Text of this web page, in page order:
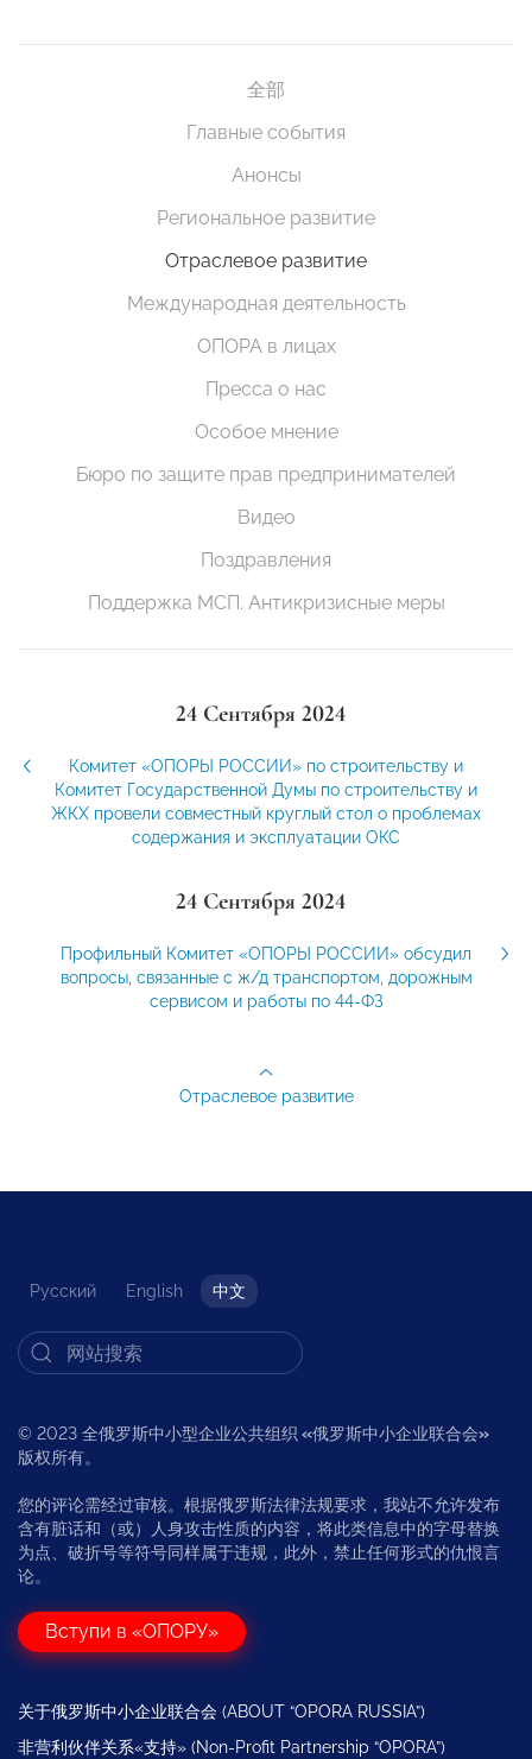
全部
Главные события
Анонсы
Региональное развитие
Отраслевое развитие
Международная деятельность
ОПОРА в лицах
Пресса о нас
Особое мнение
Бюро по защите прав предпринимателей
Видео
Поздравления
Поддержка МСП. Антикризисные меры
24 Сентября 2024
Комитет «ОПОРЫ РОССИИ» по строительству и
Комитет Государственной Думы по строительству и
ЖКХ провели совместный круглый стол о проблемах
содержания и эксплуатации ОКС
24 Сентября 2024
Профильный Комитет «ОПОРЫ РОССИИ» обсудил
вопросы, связанные с ж/д транспортом, дорожным
сервисом и работы по 44-ФЗ
Отраслевое развитие
Русский English 中文
© 2023 全俄罗斯中小型企业公共组织 «俄罗斯中小企业联合会»
版权所有。
您的评论需经过审核。根据俄罗斯法律法规要求，我站不允许发布
含有脏话和（或）人身攻击性质的内容，将此类信息中的字母替换
为点、破折号等符号同样属于违规，此外，禁止任何形式的仇恨言
论。
Вступи в «ОПОРУ»
关于俄罗斯中小企业联合会 (ABOUT “OPORA RUSSIA”)
非营利伙伴关系«支持» (Non-Profit Partnership “OPORA”)